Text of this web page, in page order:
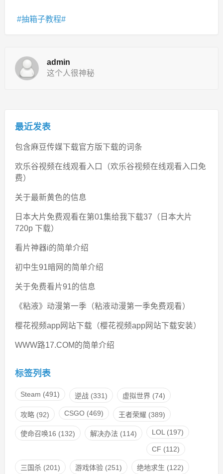
抽箱子教程
admin
这个人很神秘
最近发表
包含麻豆传媒下载官方版下载的词条
欢乐谷视频在线观看入口（欢乐谷视频在线观看入口免
费）
关于最新黄色的信息
日本大片免费观看在第01集给我下载37（日本大片
720p 下载）
看片神器i的简单介绍
初中生91暗网的简单介绍
关于免费看片91的信息
《粘液》动漫第一季（粘液动漫第一季免费观看）
樱花视频app网站下载（樱花视频app网站下载安装）
WWW路17.COM的简单介绍
标签列表
Steam (491) 逆战(331) 虚拟世界(74)
攻略(92) CSGO(469) 王者荣耀 (389)
使命召唤16 (132) 解决办法 (114) LOL (197)
CF (112)
三国杀(201) 游戏体验(251) 绝地求生 (122)